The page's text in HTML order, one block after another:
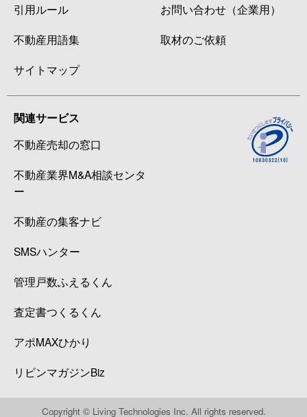
引用ルール
不動産用語集
サイトマップ
お問い合わせ（企業用）
取材のご依頼
関連サービス
不動産売却の窓口
不動産業界M&A相談センタ
ー
不動産の集客ナビ
SMSハンター
管理戸数ふえるくん
査定書つくるくん
アポMAXひかり
リビンマガジンBiz
Copyright © Living Technologies Inc. All rights reserved.